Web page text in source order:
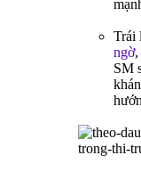
Trái
ngờ,
SM